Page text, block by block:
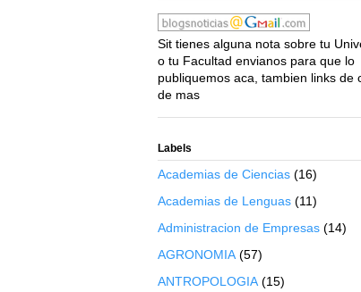
Sit tienes alguna nota sobre tu
o tu Facultad envianos para que lo
publiquemos aca, tambien links de
de mas
Labels
Academias de Ciencias (16)
Academias de Lenguas (11)
Administracion de Empresas (14)
AGRONOMIA (57)
ANTROPOLOGIA (15)